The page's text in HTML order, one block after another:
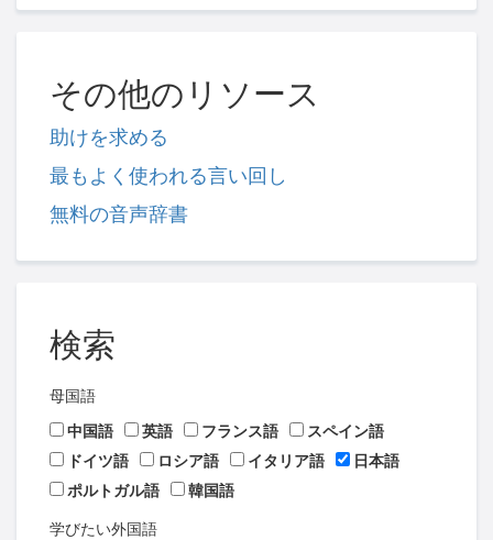
その他のリソース
助けを求める
最もよく使われる言い回し
無料の音声辞書
検索
母国語
中国語
英語 フランス語
スペイン語
ドイツ語
ロシア語 イタリア語
日本語
ポルトガル語
韓国語
学びたい外国語